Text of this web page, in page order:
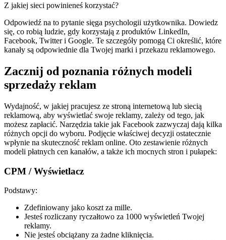
Z jakiej sieci powinieneś korzystać?
Odpowiedź na to pytanie sięga psychologii użytkownika. Dowiedz
się, co robią ludzie, gdy korzystają z produktów LinkedIn,
Facebook, Twitter i Google. Te szczegóły pomogą Ci określić, które
kanały są odpowiednie dla Twojej marki i przekazu reklamowego.
Zacznij od poznania różnych modeli
sprzedaży reklam
Wydajność, w jakiej pracujesz ze stroną internetową lub siecią
reklamową, aby wyświetlać swoje reklamy, zależy od tego, jak
możesz zapłacić. Narzędzia takie jak Facebook zazwyczaj dają kilka
różnych opcji do wyboru. Podjęcie właściwej decyzji ostatecznie
wpłynie na skuteczność reklam online. Oto zestawienie różnych
modeli płatnych cen kanałów, a także ich mocnych stron i pułapek:
CPM / Wyświetlacz
Podstawy:
Zdefiniowany jako koszt za mille.
Jesteś rozliczany ryczałtowo za 1000 wyświetleń Twojej
reklamy.
Nie jesteś obciążany za żadne kliknięcia.